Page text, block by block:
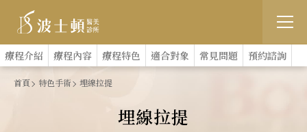
跳
:::
療程介紹 療程內容 療程特色 適合對象 常見問題 預約諮詢
首頁 特色手術 埋線拉提
埋線拉提